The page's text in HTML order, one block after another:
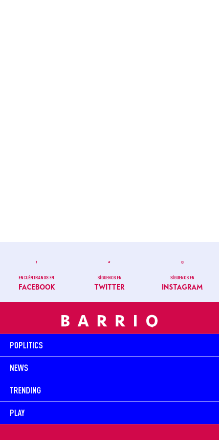
ENCUÉNTRANOS EN
FACEBOOK
SÍGUENOS EN
TWITTER
SÍGUENOS EN
INSTAGRAM
POPLITICS
NEWS
TRENDING
PLAY